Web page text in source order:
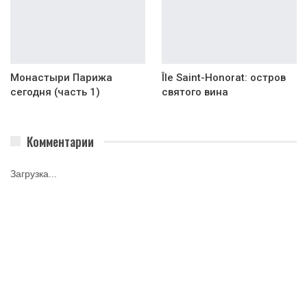
Монастыри Парижа
сегодня (часть 1)
Île Saint-Honorat: остров
святого вина
Комментарии
Загрузка...